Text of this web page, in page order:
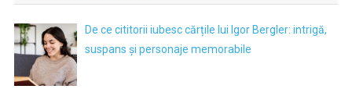
De ce cititorii iubesc cărțile lui Igor Bergler: intrigă,
suspans și personaje memorabile